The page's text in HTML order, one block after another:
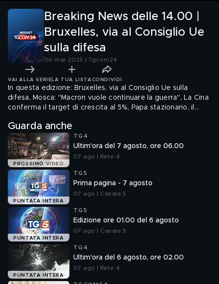
Breaking News delle 14.00 |
Bruxelles, via al Consiglio Ue
sulla difesa
06 mar 2025 | Tgcom24
VAI ALLA SERIE LA TUA LISTA CONDIVIDI
In questa edizione: Bruxelles, via al Consiglio Ue sulla
difesa, Mosca: "Macron vuole continuare la guerra", La Cina
conferma il target di crescita al 5%, Papa stazionario, il
la moglie, Stasera in campo Lazio, Roma e Fiorentina.
Guarda anche
PROSSIMO VIDEO
TG4
Ultim'ora del 7 agosto, ore 06.00
07 ago | Rete 4
PUNTATA INTERA
TG5
Prima pagina - 7 agosto
07 ago | Canale 5
PUNTATA INTERA
TG5
Edizione ore 01.00 del 6 agosto
07 ago | Canale 5
PUNTATA INTERA
TG4
Ultim'ora del 6 agosto, ore 02.00
07 ago | Rete 4